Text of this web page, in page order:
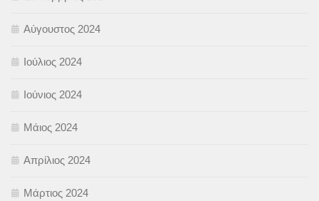
Αύγουστος 2024
Ιούλιος 2024
Ιούνιος 2024
Μάιος 2024
Απρίλιος 2024
Μάρτιος 2024